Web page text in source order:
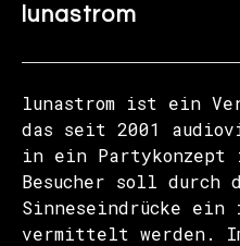
lunastrom
lunastrom ist ein
das seit 2001
in ein Partykonzept
Besucher soll
Sinneseindrücke
vermittelt werden.